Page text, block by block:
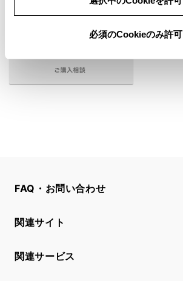
必須のCookieのみ許可
FAQ・お問い合わせ
関連サイト
関連サービス